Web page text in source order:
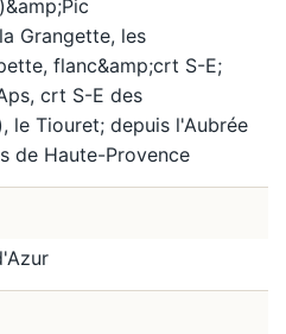
Grangette, les
flanc&amp;crt S-E;
crt S-E des
le Tiouret; depuis l'Aubrée
de Haute-Provence